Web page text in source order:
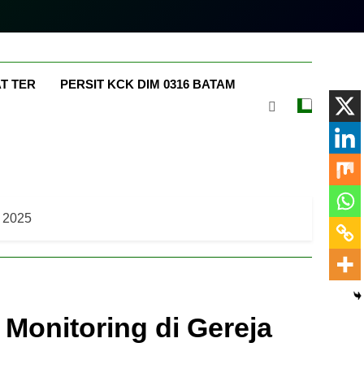
TER PERSIT KCK DIM 0316 BATAM
2025
di Gereja